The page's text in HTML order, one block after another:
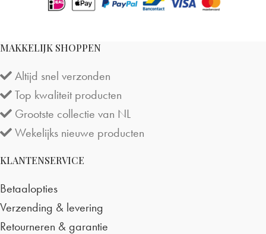
MAKKELIJK SHOPPEN
Altijd snel verzonden
Top kwaliteit producten
Grootste collectie van NL
Wekelijks nieuwe producten
KLANTENSERVICE
Betaalopties
Verzending & levering
Retourneren & garantie